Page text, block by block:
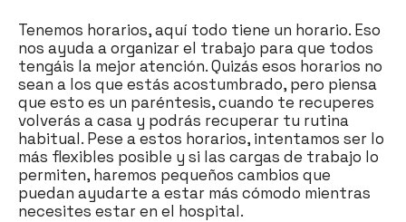
Tenemos horarios, aquí todo tiene un horario. Eso
nos ayuda a organizar el trabajo para que todos
tengáis la mejor atención. Quizás esos horarios no
sean a los que estás acostumbrado, pero piensa
que esto es un paréntesis, cuando te recuperes
volverás a casa y podrás recuperar tu rutina
habitual. Pese a estos horarios, intentamos ser lo
más flexibles posible y si las cargas de trabajo lo
permiten, haremos pequeños cambios que
puedan ayudarte a estar más cómodo mientras
necesites estar en el hospital.